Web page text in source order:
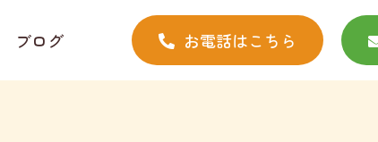
ブログ お電話はこちら